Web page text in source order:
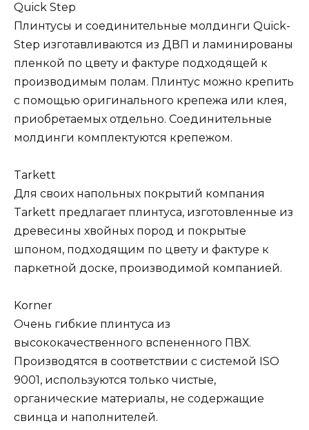
Quick Step
Плинтусы и соединительные молдинги Quick-
Step изготавливаются из ДВП и ламинированы
пленкой по цвету и фактуре подходящей к
производимым полам. Плинтус можно крепить
с помощью оригинального крепежа или клея,
приобретаемых отдельно. Соединительные
молдинги комплектуются крепежом.
Tarkett
Для своих напольных покрытий компания
Tarkett предлагает плинтуса, изготовленные из
древесины хвойных пород и покрытые
шпоном, подходящим по цвету и фактуре к
паркетной доске, производимой компанией.
Korner
Очень гибкие плинтуса из
высококачественного вспененного ПВХ.
Производятся в соответствии с системой ISO
9001, используются только чистые,
органические материалы, не содержащие
свинца и наполнителей.